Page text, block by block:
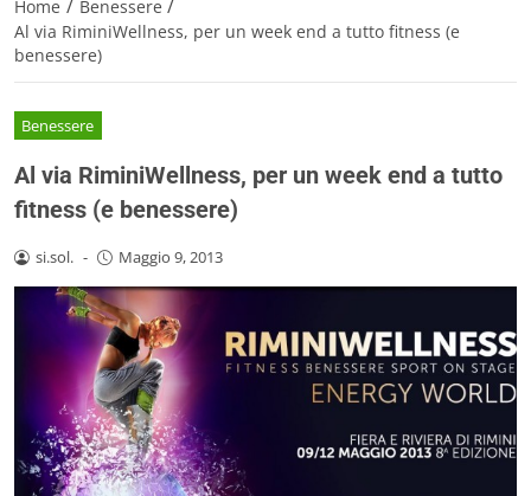
Home / Benessere /
Al via RiminiWellness, per un week end a tutto fitness (e
benessere)
Benessere
Al via RiminiWellness, per un week end a tutto
fitness (e benessere)
si.sol. - Maggio 9, 2013